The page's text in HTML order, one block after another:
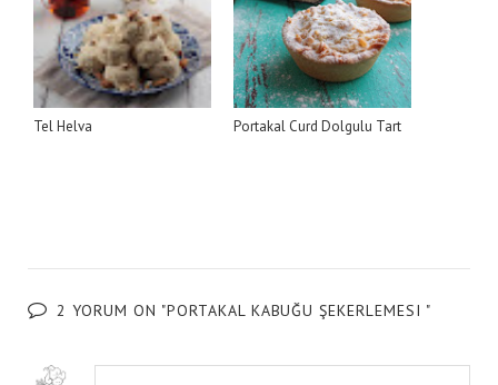
Tel Helva Portakal Curd Dolgulu Tart
2 YORUM ON "PORTAKAL KABUĞU ŞEKERLEMESI "